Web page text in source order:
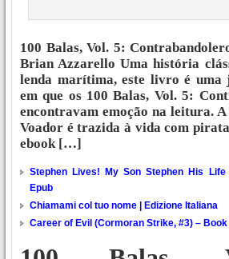
100 Balas, Vol. 5:
Brian Azzarello Uma história
lenda marítima, este livro é uma
em que os 100 Balas, Vol. 5:
encontravam emoção na leitura.
Voador é trazida à vida com
ebook […]
Stephen Lives! My Son Stephen His
Epub
Chiamami col tuo nome | Edizione Italiana
Career of Evil (Cormoran Strike, #3) –